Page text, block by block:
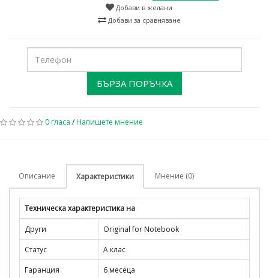
Добави в желани
Добави за сравняване
БЪРЗА ПОРЪЧКА
0 гласа /Напишете мнение
Описание Характеристики Мнение (0)
Техническа характеристика на
Други
Original for Notebook
Статус
A клас
Гаранция
6 месеца